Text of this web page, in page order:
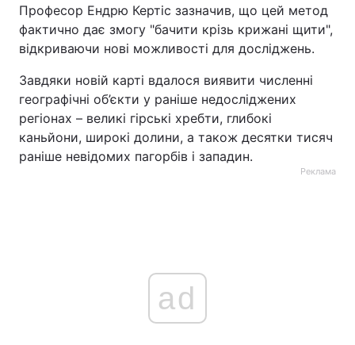
Професор Ендрю Кертіс зазначив, що цей метод
фактично дає змогу "бачити крізь крижані щити",
відкриваючи нові можливості для досліджень.
Завдяки новій карті вдалося виявити численні
географічні об’єкти у раніше недосліджених
регіонах – великі гірські хребти, глибокі
каньйони, широкі долини, а також десятки тисяч
раніше невідомих пагорбів і западин.
Реклама
ad